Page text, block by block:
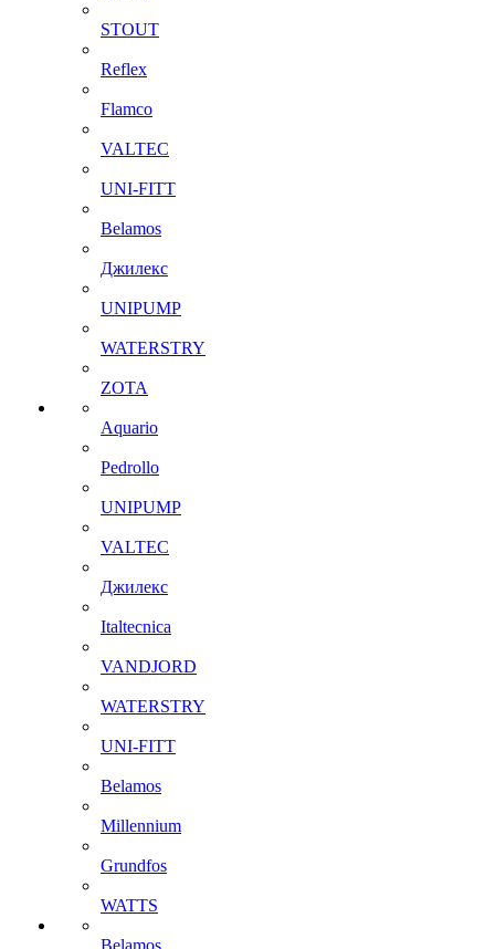
STOUT
Reflex
Flamco
VALTEC
UNI-FITT
Belamos
Джилекс
UNIPUMP
WATERSTRY
ZOTA
Aquario
Pedrollo
UNIPUMP
VALTEC
Джилекс
Italtecnica
VANDJORD
WATERSTRY
UNI-FITT
Belamos
Millennium
Grundfos
WATTS
Belamos